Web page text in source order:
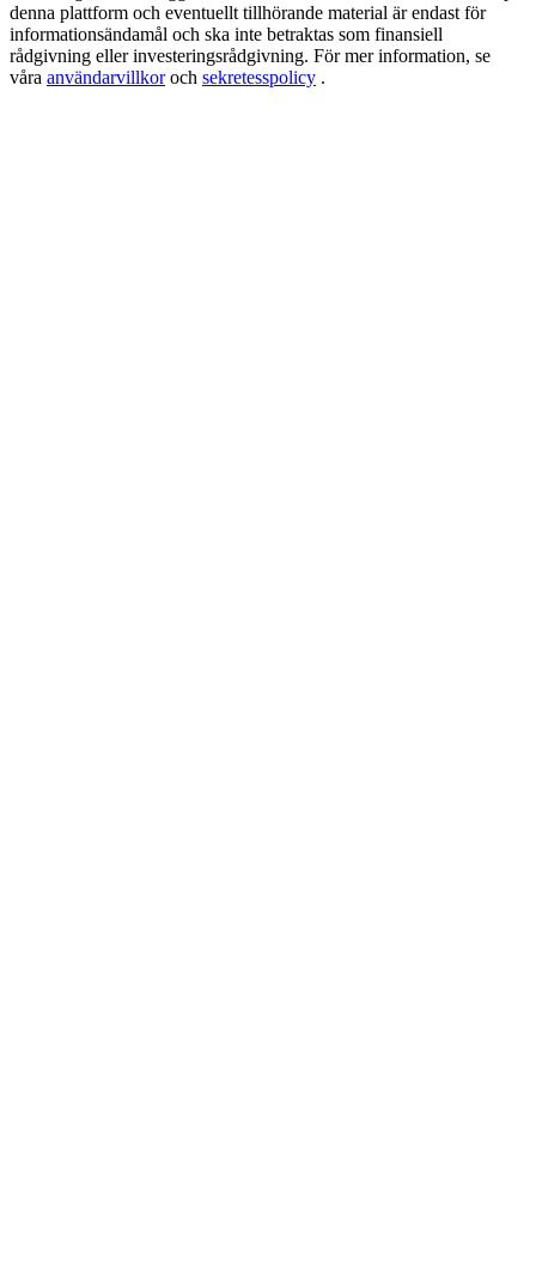
Trade Gold & Silver · 33,333 USDT Bonus
denna plattform och eventuellt tillhörande material är endast för
informationsändamål och ska inte betraktas som finansiell
rådgivning eller investeringsrådgivning. För mer information, se
våra användarvillkoroch sekretesspolicy .